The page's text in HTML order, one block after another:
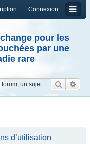
Connexion
pour les
par une
rare
d’utilisation